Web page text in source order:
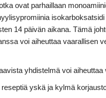
ovat parhaillaan
14 päivän aikana. Tämä
voi aiheuttaa vaarallisen
yhdistelmä voi aiheuttaa
yskä ja kylmä